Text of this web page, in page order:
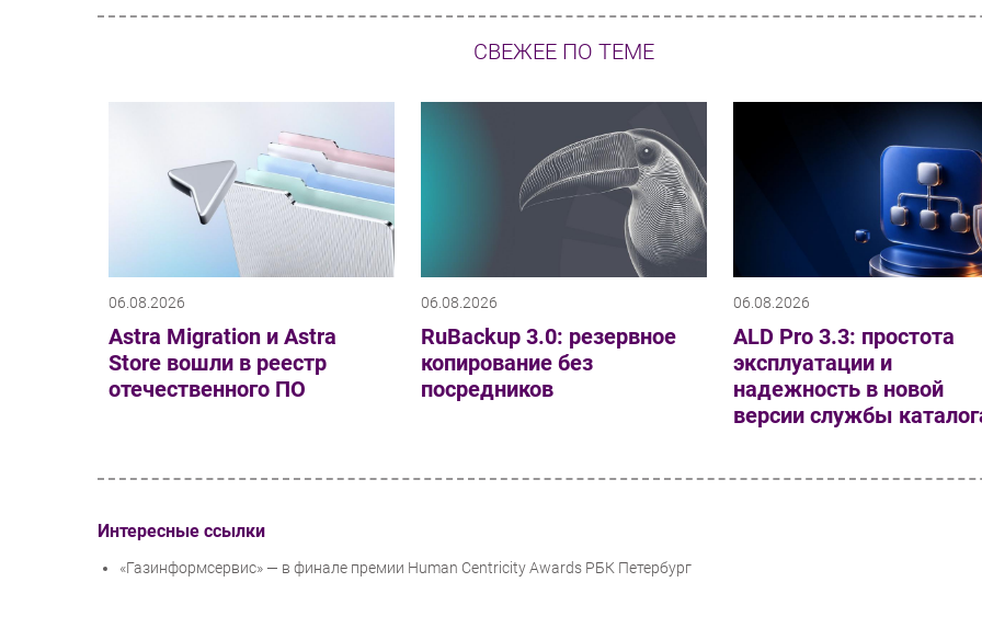
СВЕЖЕЕ ПО ТЕМЕ
06.08.2026
Astra Migration и Astra
Store вошли в реестр
отечественного ПО
06.08.2026
RuBackup 3.0: резервное
копирование без
посредников
06.08.2026
ALD Pro 3.3: простота
эксплуатации и
надежность в новой
версии службы
Интересные ссылки
«Газинформсервис» — в финале премии Human Centricity Awards РБК Петербург